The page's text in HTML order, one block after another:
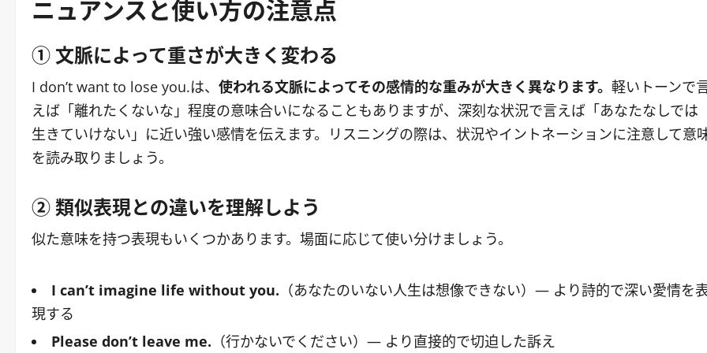
ニュアンスと使い方の注意点
① 文脈によって重さが大きく変わる
I don’t want to lose you.は、 使われる文脈によってその感情的な重みが大きく異なります。 軽いトーンで
えば「離れたくないな」程度の意味合いになることもありますが、深刻な状況で言えば「あなたなしでは
生きていけない」に近い強い感情を伝えます。リスニングの際は、状況やイントネーションに注意して意
を読み取りましょう。
② 類似表現との違いを理解しよう
似た意味を持つ表現もいくつかあります。場面に応じて使い分けましょう。
I can’t imagine life without you. （あなたのいない人生は想像できない）― より詩的で深い愛情を
現する
Please don’t leave me. （行かないでください）― より直接的で切迫した訴え